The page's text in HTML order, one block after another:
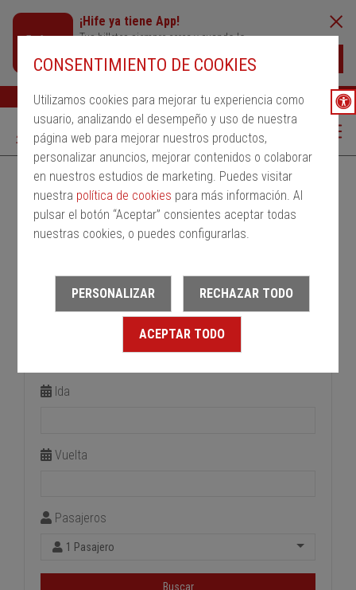
CONSENTIMIENTO DE COOKIES
Utilizamos cookies para mejorar tu experiencia como
usuario, analizando el desempeño y uso de nuestra
página web para mejorar nuestros productos,
personalizar anuncios, mejorar contenidos o colaborar
en nuestros estudios de marketing. Puedes visitar
nuestra política de cookies para más información. Al
pulsar el botón “Aceptar” consientes aceptar todas
nuestras cookies, o puedes configurarlas.
PERSONALIZAR RECHAZAR TODO
ACEPTAR TODO
¡Hife ya tiene App!
Tus billetes siempre cerca y cuando lo
Buscar Ayuda ESP
Desde
Estación de llegada
Ida
Vuelta
Pasajeros
1 Pasajero
Buscar